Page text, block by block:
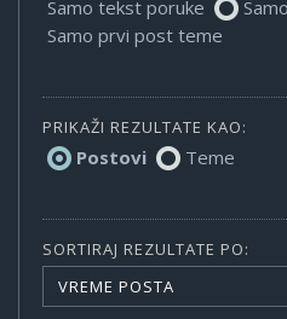
Samo tekst poruke
Samo prvi post teme
PRIKAŽI REZULTATE KAO:
Postovi Teme
SORTIRAJ REZULTATE PO:
VREME POSTA